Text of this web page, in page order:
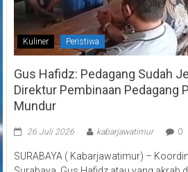
Kuliner Peristiwa
Gus Hafidz: Pedagang Sudah
Direktur Pembinaan Pedagang
Mundur
26 Juli 2026 kabarjawatimur 0
SURABAYA ( Kabarjawatimur) –